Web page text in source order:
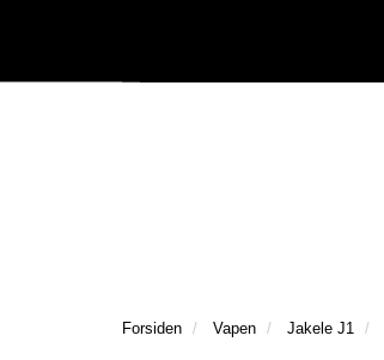
Forsiden Vapen Jakele J1